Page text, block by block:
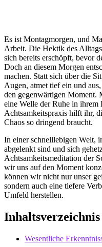
Es ist Montagmorgen, und
Arbeit. Die Hektik des
sich bereits erschöpft, bevor
Doch an diesem Morgen
machen. Statt sich über die
Augen, atmet tief ein und
den gegenwärtigen Moment.
eine Welle der Ruhe in ihrem
Achtsamkeitspraxis hilft ihr,
Chaos so dringend braucht.
In einer schnelllebigen Welt,
abgelenkt sind und sich
Achtsamkeitsmeditation der
wir uns auf den Moment
können wir nicht nur unser
sondern auch eine tiefere
Umfeld herstellen.
Inhaltsverzeichnis
Wesentliche